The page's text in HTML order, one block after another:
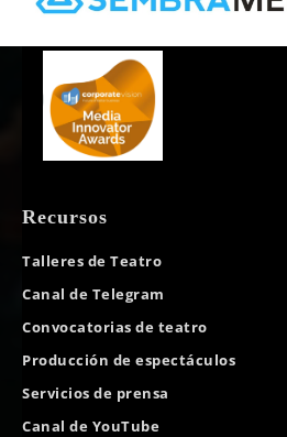
Recursos
Talleres de Teatro
Canal de Telegram
Convocatorias de teatro
Producción de espectáculos
Servicios de prensa
Canal de YouTube